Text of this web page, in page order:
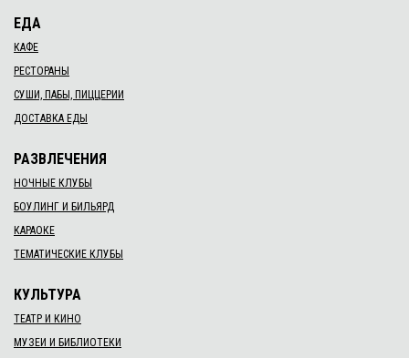
ЕДА
КАФЕ
РЕСТОРАНЫ
СУШИ, ПАБЫ, ПИЦЦЕРИИ
ДОСТАВКА ЕДЫ
РАЗВЛЕЧЕНИЯ
НОЧНЫЕ КЛУБЫ
БОУЛИНГ И БИЛЬЯРД
КАРАОКЕ
ТЕМАТИЧЕСКИЕ КЛУБЫ
КУЛЬТУРА
ТЕАТР И КИНО
МУЗЕИ И БИБЛИОТЕКИ